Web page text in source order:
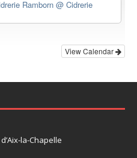
Ramborn @ Cidrerie
View Calendar
la-Chapelle